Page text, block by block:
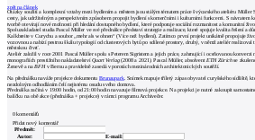
zpět na článek
Otázky soužití a komplexní vztahy mezi bydlením a městem jsou stálým tématem práce švýcarského ateliéru
cesty, jak udržitelným a perspektivním způsobem propojit bydlení s komerčními i kulturními funkcemi. S návratem
tvorbě otevírají nové možnosti při hledání dostupného bydlení, které podporuje sociální rozmanitost a komunitní
Spoluzakladatel studia Pascal Müller ve své přednášce představí strategie a realizace, které spojuje kvalita řešení
Kalkbreite v Curychu a soubor „mehr als wohnen“ (Více než bydlení). Zatímco první projekt unikátně propojuje
vozovnou a nabízí pestrou škálu typologií od clusterových bytů po sdílené prostory, druhý, v němž ateliér
městskou čtvrť.
Ateliér založil v roce 2001 Pascal Müller spolu s Peterem Sigristem a jejich práce, zahrnující i oceňovanou konverzi
monografiích prestižního nakladatelství Quart Verlag(2008 a 2021). Pascal Müller, absolventETH Zürichse
Ženevě a naBFHv Bernu a pravidelně zasedá v porotách mezinárodních architektonických soutěží.
Na přednášku naváže projekce dokumentu Brunaupark. Snímek mapuje tříletý zápas obyvatel curyšského sídliště,
nezdolným odhodláním čelí nejistému osudu svého domova.
Přednáška začíná v 19:00 hodin, od 21:00 hodin navazuje filmová projekce. Na projekci je nutné zakoupit
balíčku na obě akce (přednáška + projekce) v rámci programu Archivečer.
0komentářů
Přidat nový komentář
Předmět:
Autor: E-mail: